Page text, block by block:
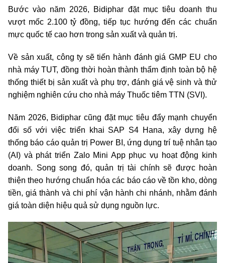
Bước vào năm 2026, Bidiphar đặt mục tiêu doanh thu
vượt mốc 2.100 tỷ đồng, tiếp tục hướng đến các chuẩn
mực quốc tế cao hơn trong sản xuất và quản trị.
Về sản xuất, công ty sẽ tiến hành đánh giá GMP EU cho
nhà máy TUT, đồng thời hoàn thành thẩm định toàn bộ hệ
thống thiết bị sản xuất và phụ trợ, đánh giá vệ sinh và thử
nghiệm nghiên cứu cho nhà máy Thuốc tiêm TTN (SVI).
Năm 2026, Bidiphar cũng đặt mục tiêu đẩy mạnh chuyển
đổi số với việc triển khai SAP S4 Hana, xây dựng hệ
thống báo cáo quản trị Power BI, ứng dụng trí tuệ nhân tạo
(AI) và phát triển Zalo Mini App phục vụ hoạt động kinh
doanh. Song song đó, quản trị tài chính sẽ được hoàn
thiện theo hướng chuẩn hóa các báo cáo về tồn kho, dòng
tiền, giá thành và chi phí vận hành chi nhánh, nhằm đánh
giá toàn diện hiệu quả sử dụng nguồn lực.